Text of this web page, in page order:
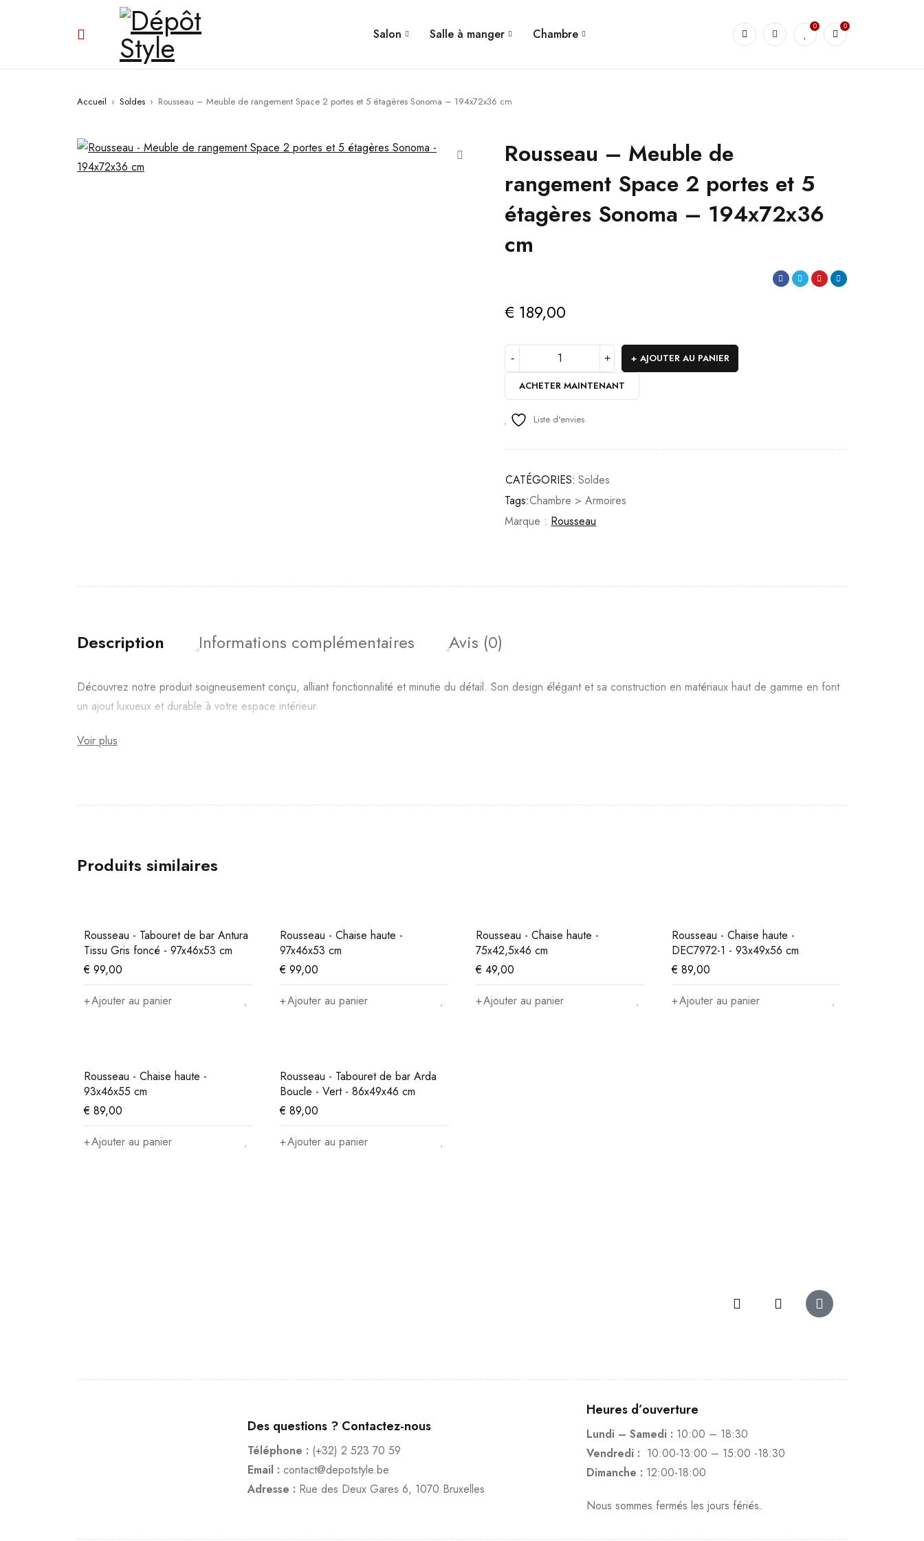
Salon Salle à manger Chambre
0 0
Accueil › Soldes › Rousseau – Meuble de rangement Space 2 portes et 5 étagères Sonoma – 194x72x36 cm
Rousseau – Meuble de
rangement Space 2 portes et 5
étagères Sonoma – 194x72x36
cm
€ 189,00
AJOUTER AU PANIER
ACHETER MAINTENANT
Liste d'envies
CATÉGORIES: Soldes
Tags:Chambre > Armoires
Marque : Rousseau
Description Informations complémentaires Avis (0)
Découvrez notre produit soigneusement conçu, alliant fonctionnalité et minutie du détail. Son design élégant et sa construction en matériaux haut de gamme en font
un ajout luxueux et durable à votre espace intérieur.
Voir plus
Produits similaires
Rousseau - Tabouret de bar Antura
Tissu Gris foncé - 97x46x53 cm
€ 99,00
Ajouter au panier
Rousseau - Chaise haute -
97x46x53 cm
€ 99,00
Ajouter au panier
Rousseau - Chaise haute -
75x42,5x46 cm
€ 49,00
Ajouter au panier
Rousseau - Chaise haute -
DEC7972-1 - 93x49x56 cm
€ 89,00
Ajouter au panier
Rousseau - Chaise haute -
93x46x55 cm
€ 89,00
Ajouter au panier
Rousseau - Tabouret de bar Arda
Boucle - Vert - 86x49x46 cm
€ 89,00
Ajouter au panier
Des questions ? Contactez-nous
Téléphone : (+32) 2 523 70 59
Email : contact@depotstyle.be
Adresse : Rue des Deux Gares 6, 1070 Bruxelles
Heures d’ouverture
Lundi – Samedi : 10:00 – 18:30
Vendredi : 10:00-13:00 – 15:00 -18:30
Dimanche : 12:00-18:00
Nous sommes fermés les jours fériés.